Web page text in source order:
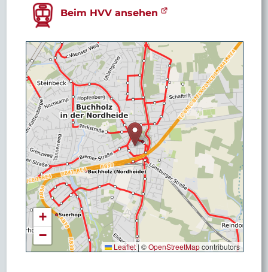
Beim HVV ansehen
+
−
Leaflet|©OpenStreetMapcontributors